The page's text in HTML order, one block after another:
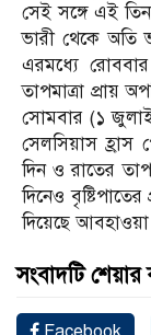
সেই সঙ্গে এই
ভারী থেকে অতি
এরমধ্যে রোববার
তাপমাত্রা প্রায়
সোমবার (১ জুলাই)
সেলসিয়াস
দিন ও রাতের
দিনেও
দিয়েছে আবহাওয়া
সংবাদটি